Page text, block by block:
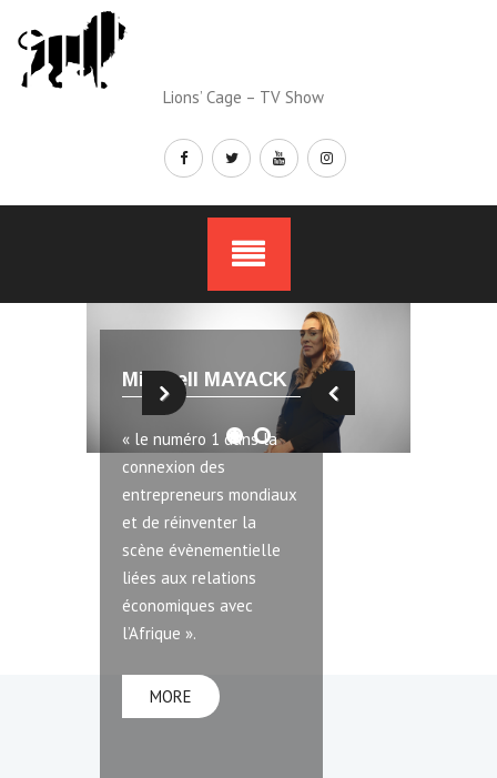
content
Lions’ Cage – TV Show
Mirabell MAYACK
« le numéro 1 dans la
connexion des
entrepreneurs mondiaux
et de réinventer la
scène évènementielle
liées aux relations
économiques avec
l’Afrique ».
MORE
MORE